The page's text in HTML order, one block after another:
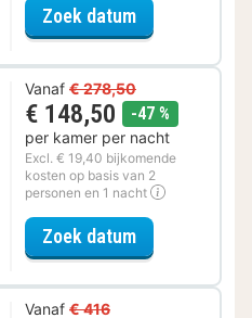
Zoek datumvoor
Vanaf € 278,50
€ 148,50 -47 %
per kamer per nacht
Excl. € 19,40 bijkomende
kosten op basis van 2
personen en 1 nacht
Zoek datumvoor
Vanaf € 416